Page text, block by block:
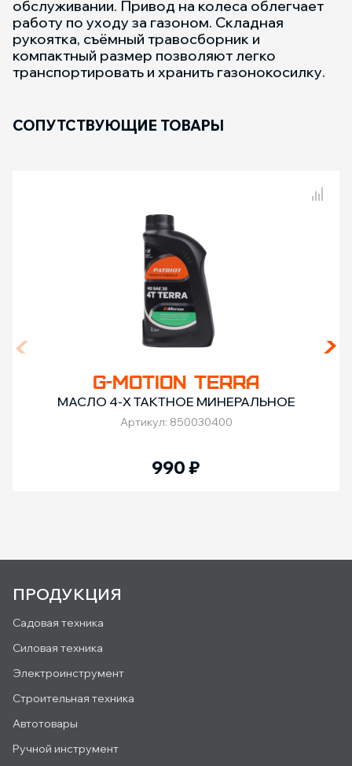
обслуживании. Привод на колеса облегчает
работу по уходу за газоном. Складная
рукоятка, съёмный травосборник и
компактный размер позволяют легко
транспортировать и хранить газонокосилку.
СОПУТСТВУЮЩИЕ ТОВАРЫ
G-MOTION TERRA
МАСЛО 4-Х ТАКТНОЕ МИНЕРАЛЬНОЕ
Артикул: 850030400
990₽
ПРОДУКЦИЯ
Садовая техника
Силовая техника
Электроинструмент
Строительная техника
Автотовары
Ручной инструмент